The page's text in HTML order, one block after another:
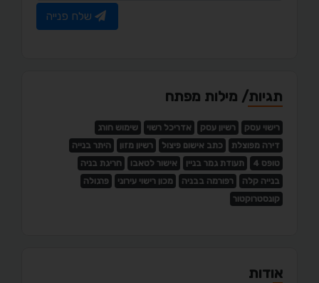
שלח פנייה
תגיות/ מילות מפתח
רישוי עסק רשיון עסק אדריכל רשוי
שימוש חורג
דירה מפוצלת
כתב אישום פיצול רשיון מזון
היתר בנייה
טופס 4
תעודת גמר בניין אישור לטאבו
חריגת בניה
בנייה קלה
רפורמה בבניה מכון רישוי עירוני
פרגולה
קונסטרוקטור
אודות